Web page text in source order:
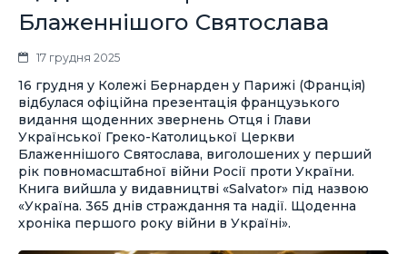
Блаженнішого Святослава
17 грудня 2025
16 грудня у Колежі Бернарден у Парижі (Франція)
відбулася офіційна презентація французького
видання щоденних звернень Отця і Глави
Української Греко-Католицької Церкви
Блаженнішого Святослава, виголошених у перший
рік повномасштабної війни Росії проти України.
Книга вийшла у видавництві «Salvator» під назвою
«Україна. 365 днів страждання та надії. Щоденна
хроніка першого року війни в Україні».